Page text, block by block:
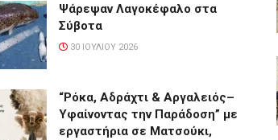
Ψάρεψαν Λαγοκέφαλο στα
Σύβοτα
30 ΙΟΥΛΊΟΥ 2026
“Ρόκα, Αδράχτι & Αργαλειός–
Υφαίνοντας την Παράδοση” με
εργαστήρια σε Ματσούκι,